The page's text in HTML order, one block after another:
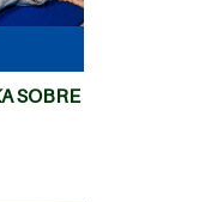
SOBRE